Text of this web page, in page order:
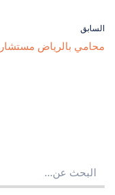
السابق
محامي بالرياض مستشار